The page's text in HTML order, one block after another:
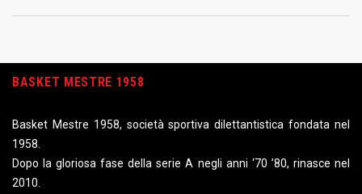
BASKET MESTRE 1958
Basket Mestre 1958, società sportiva dilettantistica fondata nel
1958.
Dopo la gloriosa fase della serie A negli anni ‘70 ’80, rinasce nel
2010.